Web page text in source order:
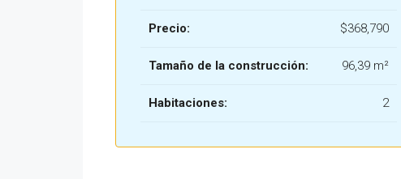
Precio: $368,790
Tamaño de la construcción: 96,39 m²
Habitaciones: 2